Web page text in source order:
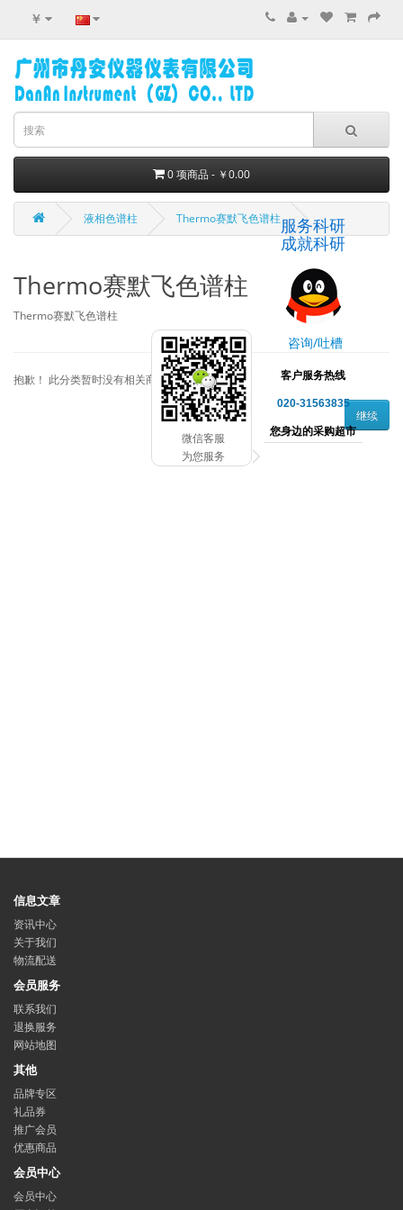
￥
0 项商品 - ￥0.00
液相色谱柱 Thermo赛默飞色谱柱
Thermo赛默飞色谱柱
Thermo赛默飞色谱柱
抱歉！ 此分类暂时没有相关商品。
继续
信息文章
资讯中心
关于我们
物流配送
会员服务
联系我们
退换服务
网站地图
其他
品牌专区
礼品券
推广会员
优惠商品
会员中心
会员中心
服务科研
成就科研
咨询/吐槽
客户服务热线
020-31563835
您身边的采购超市
微信客服
为您服务